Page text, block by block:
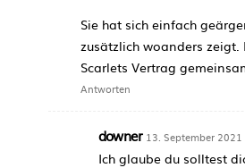
Sie hat sich einfach
zusätzlich woanders
Scarlets Vertrag
Antworten
downer 13. September
Ich glaube du solltest